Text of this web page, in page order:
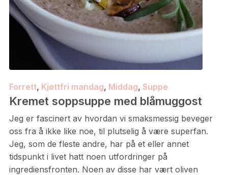
Forrett, Kjøttfri mandag, Middag, Suppe
Kremet soppsuppe med blåmuggost
Jeg er fascinert av hvordan vi smaksmessig beveger
oss fra å ikke like noe, til plutselig å være superfan.
Jeg, som de fleste andre, har på et eller annet
tidspunkt i livet hatt noen utfordringer på
ingrediensfronten. Noen av disse har vært oliven